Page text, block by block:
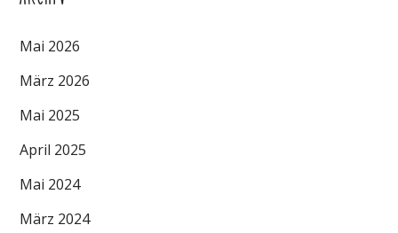
Mai 2026
März 2026
Mai 2025
April 2025
Mai 2024
März 2024